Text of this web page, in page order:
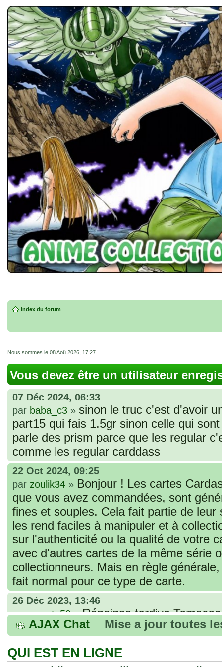
Index du forum
Nous sommes le 08 Aoû 2026, 17:27
Vous devez être un utilisateur
07 Déc 2024, 06:33
par baba_c3 » sinon le truc c'est d'avoir
part15 qui fais 1.5gr sinon celle qui
parle des prism parce que les regular
comme les regular carddass
22 Oct 2024, 09:25
par zoulik34 » Bonjour ! Les cartes
que vous avez commandées, sont
fines et souples. Cela fait partie de
les rend faciles à manipuler et à
sur l'authenticité ou la qualité de votre
avec d'autres cartes de la même série
collectionneurs. Mais en règle
fait normal pour ce type de carte.
26 Déc 2023, 13:46
pargogeta59»Répoinse tardive
acheter une réédition de cette Hondan ?
02 Juin 2023, 14:17
parTomacoco»Bonjour j'ai commandé
AJAX Chat Mise a jour toutes
QUI EST EN LIGNE